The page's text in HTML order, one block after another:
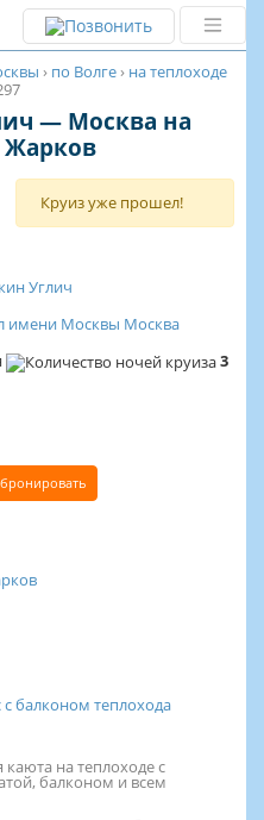
› по Волге› на теплоходе
— Москва на
Жарков
Круиз уже прошел!
Углич
имени Москвы Москва
3
на теплоходе с
балконом и всем